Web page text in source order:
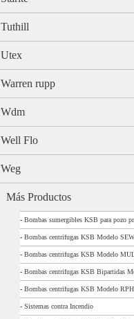
Tuthill
Utex
Warren rupp
Wdm
Well Flo
Weg
Más Productos
- Bombas sumergibles KSB para pozo
- Bombas centrifugas KSB Modelo
- Bombas centrifugas KSB Modelo
- Bombas centrifugas KSB Bipartidas
- Bombas centrifugas KSB Modelo RPH
- Sistemas contra Incendio